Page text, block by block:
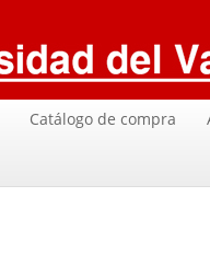
Catálogo de compra